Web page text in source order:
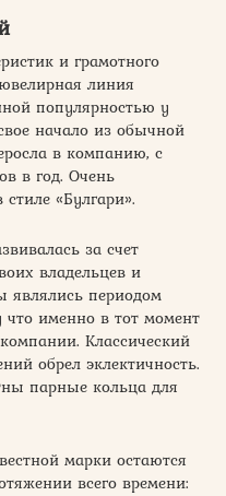
и грамотного
линия
популярностью у
начало из обычной
в компанию, с
в год. Очень
«Булгари».
за счет
владельцев и
являлись периодом
именно в тот момент
Классический
обрел эклектичность.
парные кольца для
марки остаются
всего времени: